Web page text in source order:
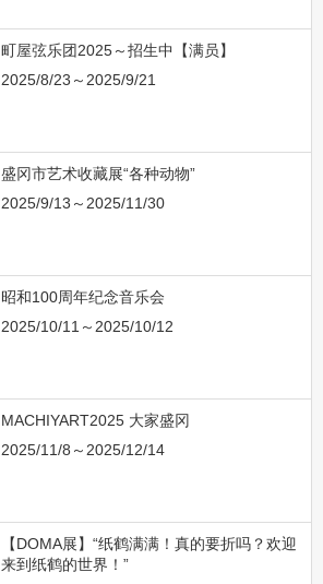
町屋弦乐团2025～招生中【满员】
2025/8/23～2025/9/21
盛冈市艺术收藏展“各种动物”
2025/9/13～2025/11/30
昭和100周年纪念音乐会
2025/10/11～2025/10/12
MACHIYART2025 大家盛冈
2025/11/8～2025/12/14
【DOMA展】“纸鹤满满！真的要折吗？欢迎
来到纸鹤的世界！”